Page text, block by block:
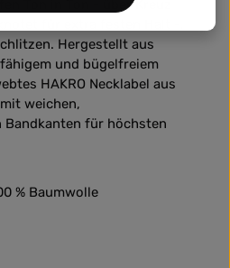
Ton in Ton - über Kreuz
Hergestellt aus
und bügelfreiem
HAKRO Necklabel aus
weichen,
für höchsten
% Baumwolle